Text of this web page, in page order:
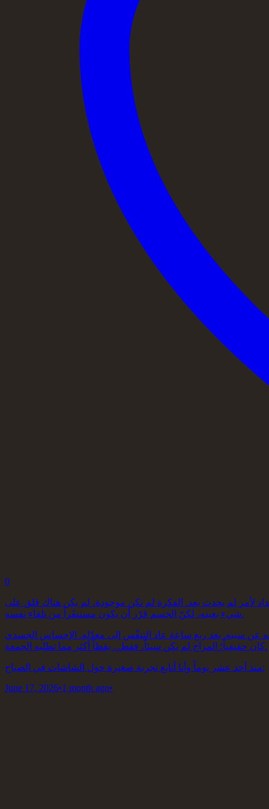
0
لأمر لم يحدث بعد. الفكرة لم تكن موجودة، لم يكن هناك قلق على
شيء بعينه، لكنّ الجسم قرّر أن يكون مستنفَراً من تلقاء نفسه.
عن سببه. بعد ربع ساعة عاد التنفّس إلى معدّله. الإحساس الجسدي
كان حقيقياً؛ المزاج لم يكن سيئاً، فقط... يقظاً أكثر مما تطلبه الجمعة.
منذ أحد عشر يوماً وأنا أتابع تجربة صغيرة حول الشاشات في الصباح:
June 17, 2026•1 month ago•